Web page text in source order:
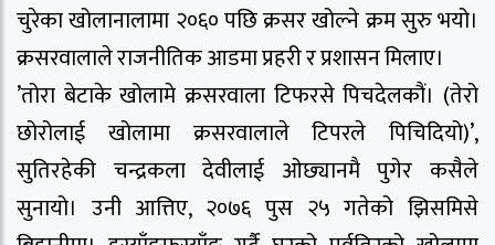
चुरेका खोलानालामा २०६० पछि क्रसर खोल्ने क्रम सुरु भयो।
क्रसरवालाले राजनीतिक आडमा प्रहरी र प्रशासन मिलाए।
’तोरा बेटाके खोलामे क्रसरवाला टिफरसे पिचदेलकौं। (तेरो
छोरोलाई खोलामा क्रसरवालाले टिपरले पिचिदियो)’,
सुतिरहेकी चन्द्रकला देवीलाई ओछ्यानमै पुगेर कसैले
सुनायो। उनी आत्तिए, २०७६ पुस २५ गतेको झिसमिसे